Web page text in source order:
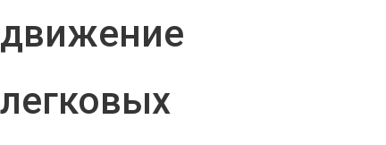
движение
легковых